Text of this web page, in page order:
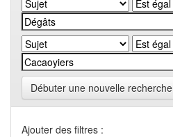
Débuter une nouvelle recherche
Ajouter des filtres :